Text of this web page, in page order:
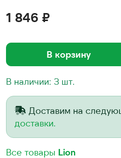
1 846 ₽
В корзину
В наличии: 3 шт.
Доставим на
доставки.
Все товары Lion